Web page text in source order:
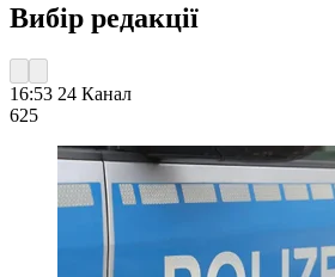
Вибір редакції
16:53 24 Канал
625